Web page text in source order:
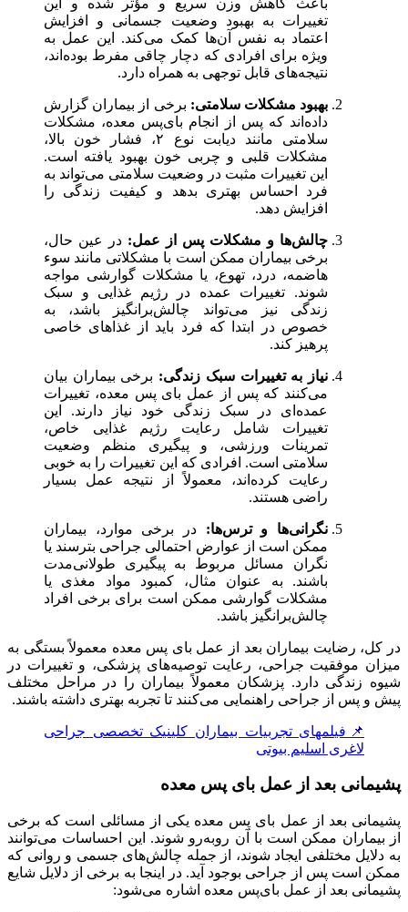
باعث کاهش وزن سریع و مؤثر شده و این
تغییرات به بهبود وضعیت جسمانی و افزایش
اعتماد به نفس آن‌ها کمک می‌کند. این عمل به
ویژه برای افرادی که دچار چاقی مفرط بوده‌اند،
نتیجه‌های قابل توجهی به همراه دارد.
بهبود مشکلات سلامتی: برخی از بیماران گزارش
داده‌اند که پس از انجام بای‌پس معده، مشکلات
سلامتی مانند دیابت نوع ۲، فشار خون بالا،
مشکلات قلبی و چربی خون بهبود یافته است.
این تغییرات مثبت در وضعیت سلامتی می‌تواند به
فرد احساس بهتری بدهد و کیفیت زندگی را
افزایش دهد.
چالش‌ها و مشکلات پس از عمل: در عین حال،
برخی بیماران ممکن است با مشکلاتی مانند سوء
هاضمه، درد، تهوع، یا مشکلات گوارشی مواجه
شوند. تغییرات عمده در رژیم غذایی و سبک
زندگی نیز می‌تواند چالش‌برانگیز باشد، به
خصوص در ابتدا که فرد باید از غذاهای خاصی
پرهیز کند.
نیاز به تغییرات سبک زندگی: برخی بیماران بیان
می‌کنند که پس از عمل بای‌ پس معده، تغییرات
عمده‌ای در سبک زندگی خود نیاز دارند. این
تغییرات شامل رعایت رژیم غذایی خاص،
تمرینات ورزشی، و پیگیری منظم وضعیت
سلامتی است. افرادی که این تغییرات را به خوبی
رعایت کرده‌اند، معمولاً از نتیجه عمل بسیار
راضی هستند.
نگرانی‌ها و ترس‌ها: در برخی موارد، بیماران
ممکن است از عوارض احتمالی جراحی بترسند یا
نگران مسائل مربوط به پیگیری طولانی‌مدت
باشند. به عنوان مثال، کمبود مواد مغذی یا
مشکلات گوارشی ممکن است برای برخی افراد
چالش‌برانگیز باشد.
در کل، رضایت بیماران بعد از عمل بای‌ پس معده معمولاً بستگی به
میزان موفقیت جراحی، رعایت توصیه‌های پزشکی، و تغییرات در
شیوه زندگی دارد. پزشکان معمولاً بیماران را در مراحل مختلف
پیش و پس از جراحی راهنمایی می‌کنند تا تجربه بهتری داشته باشند.
📌فیلمهای تجربیات بیماران کلینیک تخصصی جراحی
لاغری اسلیم بیوتی
پشیمانی بعد از عمل بای پس معده
پشیمانی بعد از عمل بای‌ پس معده یکی از مسائلی است که برخی
از بیماران ممکن است با آن روبه‌رو شوند. این احساسات می‌توانند
به دلایل مختلفی ایجاد شوند، از جمله چالش‌های جسمی و روانی که
ممکن است پس از جراحی بوجود آید. در اینجا به برخی از دلایل شایع
پشیمانی بعد از عمل بای‌پس معده اشاره می‌شود: